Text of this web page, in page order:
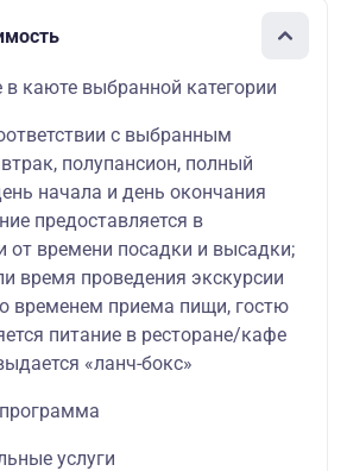
каюте выбранной категории
с выбранным
полупансион, полный
начала и день окончания
предоставляется в
от времени посадки и высадки;
время проведения экскурсии
временем приема пищи, гостю
питание в ресторане/кафе
«ланч-бокс»
услуги